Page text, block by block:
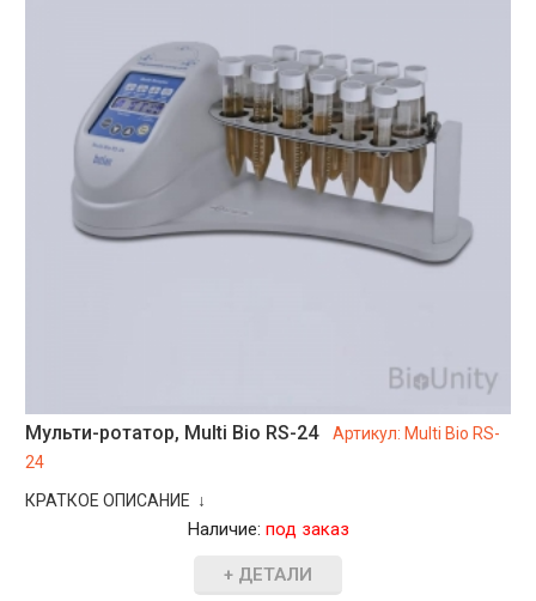
Мульти-ротатор, Multi Bio RS-24 Артикул: Multi Bio RS-
24
КРАТКОЕ ОПИСАНИЕ ↓
Наличие: под заказ
+ ДЕТАЛИ